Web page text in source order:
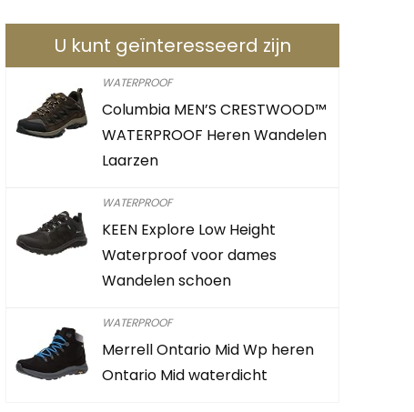
U kunt geïnteresseerd zijn
WATERPROOF
Columbia MEN’S CRESTWOOD™
WATERPROOF Heren Wandelen
Laarzen
WATERPROOF
KEEN Explore Low Height
Waterproof voor dames
Wandelen schoen
WATERPROOF
Merrell Ontario Mid Wp heren
Ontario Mid waterdicht